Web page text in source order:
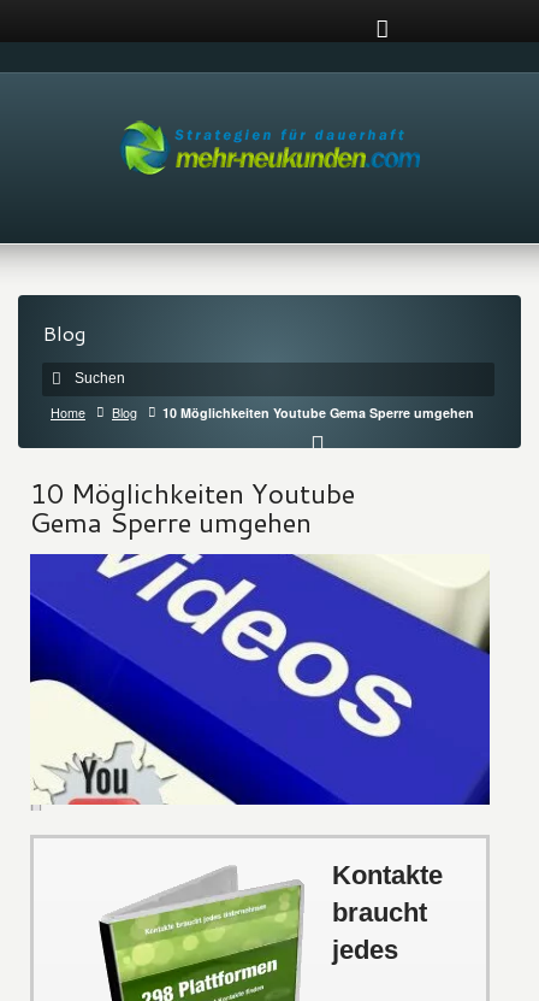
Blog
Home Blog 10 Möglichkeiten Youtube Gema Sperre umgehen
10 Möglichkeiten Youtube
Gema Sperre umgehen
Kontakte
braucht
jedes